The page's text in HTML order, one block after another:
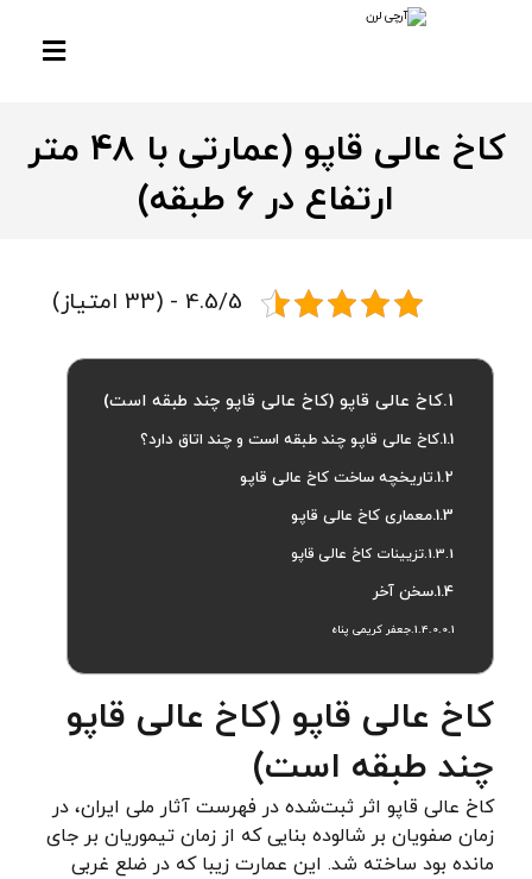
کاخ عالی قاپو (عمارتی با 48 متر
ارتفاع در 6 طبقه)
4.5/5 - (33 امتیاز)
کاخ عالی قاپو (کاخ عالی قاپو چند طبقه است)
کاخ عالی قاپو چند طبقه است و چند اتاق دارد؟
تاریخچه ساخت کاخ عالی قاپو
معماری کاخ عالی قاپو
تزیینات کاخ عالی قاپو
سخن آخر
جعفر کریمی پناه
کاخ عالی قاپو (کاخ عالی قاپو
چند طبقه است)
کاخ عالی قاپو اثر ثبت‌شده در فهرست آثار ملی ایران، در
زمان صفویان بر شالوده بنایی که از زمان تیموریان بر جای
مانده بود ساخته شد. این عمارت زیبا که در ضلع غربی